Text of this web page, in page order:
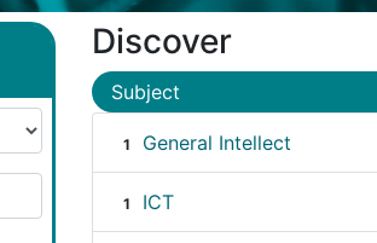
Discover
Subject
1 General Intellect
1 ICT